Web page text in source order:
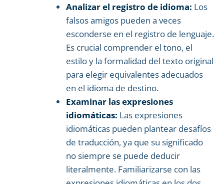
Analizar el registro de idioma: Los
falsos amigos pueden a veces
esconderse en el registro de lenguaje.
Es crucial comprender el tono, el
estilo y la formalidad del texto original
para elegir equivalentes adecuados
en el idioma de destino.
Examinar las expresiones
idiomáticas: Las expresiones
idiomáticas pueden plantear desafíos
de traducción, ya que su significado
no siempre se puede deducir
literalmente. Familiarizarse con las